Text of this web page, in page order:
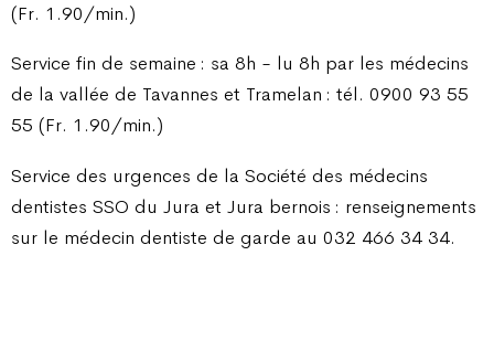
(Fr. 1.90/min.)
Service fin de semaine : sa 8h - lu 8h par les médecins
de la vallée de Tavannes et Tramelan : tél. 0900 93 55
55 (Fr. 1.90/min.)
Service des urgences de la Société des médecins
dentistes SSO du Jura et Jura bernois : renseignements
sur le médecin dentiste de garde au 032 466 34 34.